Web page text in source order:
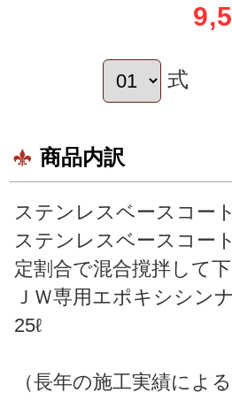
式
商品内訳
ステンレスベースコー
ステンレスベースコー
定割合で混合撹拌して
ＪＷ専用エポキシシン
25ℓ
（長年の施工実績によ